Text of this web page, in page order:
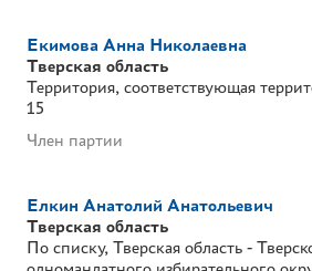
Екимова Анна Николаевна
Тверская область
Территория, соответствующая
15
Член партии
Елкин Анатолий Анатольевич
Тверская область
По списку Тверская область -